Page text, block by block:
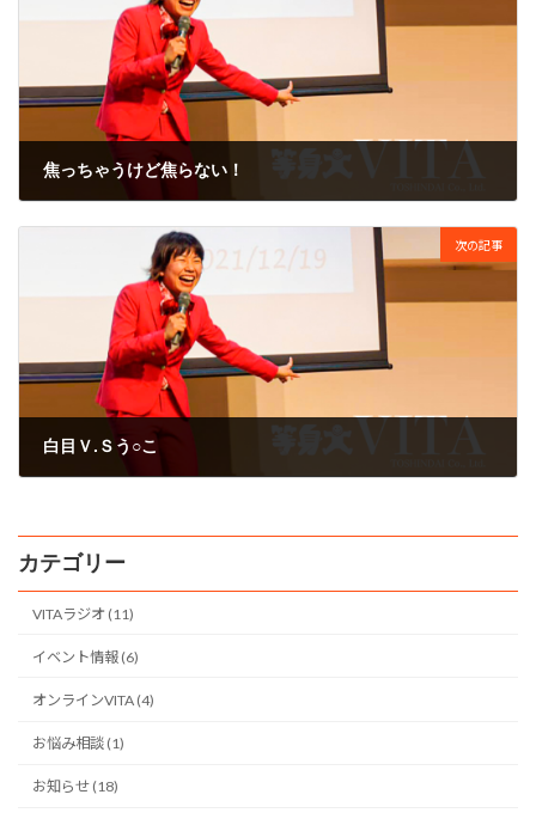
焦っちゃうけど焦らない！
次の記事
白目Ｖ.Ｓう○こ
カテゴリー
VITAラジオ (11)
イベント情報 (6)
オンラインVITA (4)
お悩み相談 (1)
お知らせ (18)